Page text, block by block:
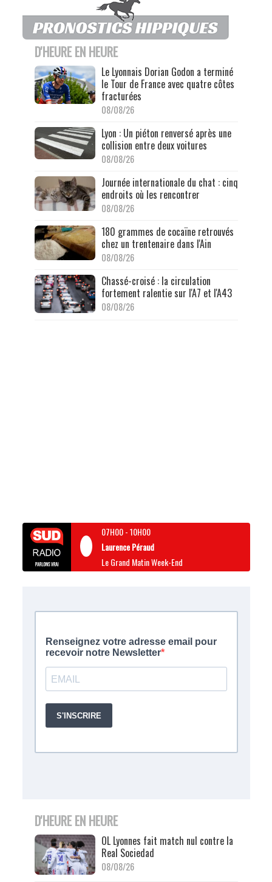
D'HEURE EN HEURE
Le Lyonnais Dorian Godon a terminé
le Tour de France avec quatre côtes
fracturées
08/08/26
Lyon : Un piéton renversé après une
collision entre deux voitures
08/08/26
Journée internationale du chat : cinq
endroits où les rencontrer
08/08/26
180 grammes de cocaïne retrouvés
chez un trentenaire dans l'Ain
08/08/26
Chassé-croisé : la circulation
fortement ralentie sur l'A7 et l'A43
08/08/26
07H00-10H00
Laurence Péraud
Le Grand Matin Week-End
D'HEURE EN HEURE
OL Lyonnes fait match nul contre la
Real Sociedad
08/08/26